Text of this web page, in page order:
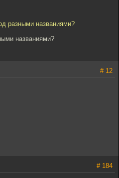
разными названиями?
названиями?
# 12
# 184